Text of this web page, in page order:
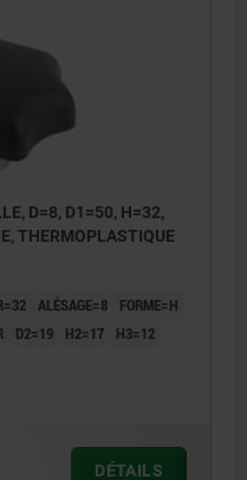
D=8, D1=50, H=32,
THERMOPLASTIQUE
ALÉSAGE=8
FORME=H
D2=19 H2=17
H3=12
DÉTAILS